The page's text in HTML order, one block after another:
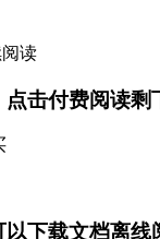
读
击付费阅读剩
下载文档离线